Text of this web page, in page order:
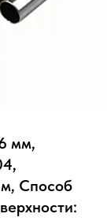
мм,
Способ